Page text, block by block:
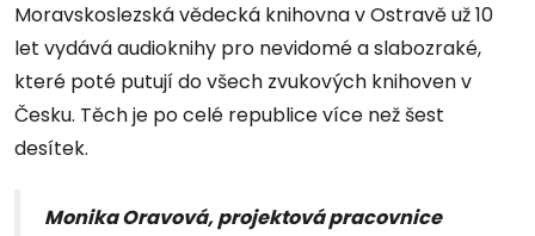
Moravskoslezská vědecká knihovna v Ostravě už 10
let vydává audioknihy pro nevidomé a slabozraké,
které poté putují do všech zvukových knihoven v
Česku. Těch je po celé republice více než šest
desítek.
Monika Oravová, projektová pracovnice